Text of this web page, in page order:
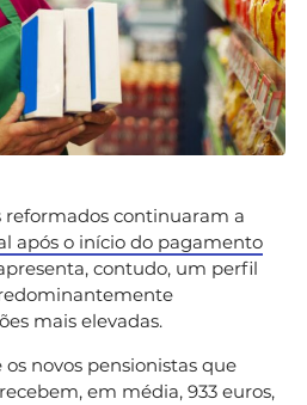
reformados continuaram a
após o início do pagamento
contudo, um perfil
mais elevadas.
novos pensionistas que
em média, 933 euros,